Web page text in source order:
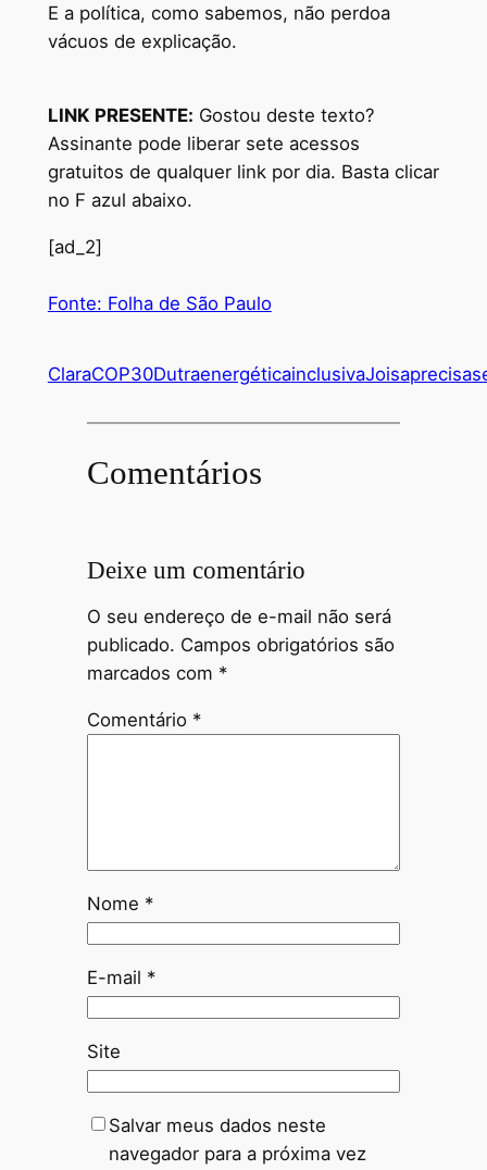
E a política, como sabemos, não perdoa
vácuos de explicação.
LINK PRESENTE: Gostou deste texto?
Assinante pode liberar sete acessos
gratuitos de qualquer link por dia. Basta clicar
no F azul abaixo.
[ad_2]
Fonte: Folha de São Paulo
ClaraCOP30DutraenergéticainclusivaJoisaprecisa
Comentários
Deixe um comentário
O seu endereço de e-mail não será
publicado. Campos obrigatórios são
marcados com *
Comentário *
Nome *
E-mail *
Site
Salvar meus dados neste
navegador para a próxima vez